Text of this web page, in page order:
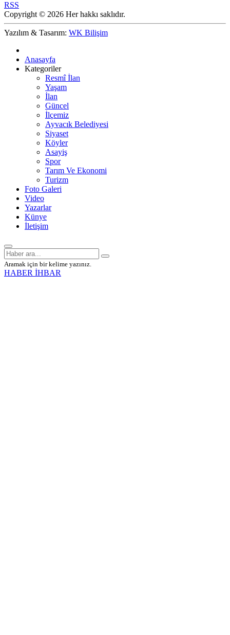
RSS
Copyright © 2026 Her hakkı saklıdır.
Yazılım & Tasarım: WK Bilişim
Anasayfa
Kategoriler
Resmî İlan
Yaşam
İlan
Güncel
İlçemiz
Ayvacık Belediyesi
Siyaset
Köyler
Asayiş
Spor
Tarım Ve Ekonomi
Turizm
Foto Galeri
Video
Yazarlar
Künye
İletişim
Aramak için bir kelime yazınız.
HABER İHBAR